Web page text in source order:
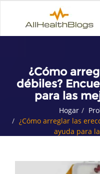
¿Cómo
débiles?
para las
Hogar
¿Cómo arreglar las
ayuda para